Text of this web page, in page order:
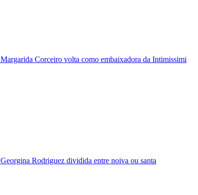
Margarida Corceiro volta como embaixadora da Intimissimi
Georgina Rodriguez dividida entre noiva ou santa